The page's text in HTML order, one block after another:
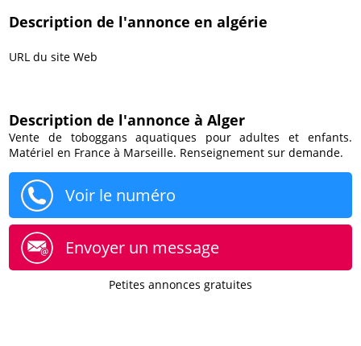
Description de l'annonce en algérie
URL du site Web
Description de l'annonce à Alger
Vente de toboggans aquatiques pour adultes et enfants.
Matériel en France à Marseille. Renseignement sur demande.
Voir le numéro
Envoyer un message
Petites annonces gratuites